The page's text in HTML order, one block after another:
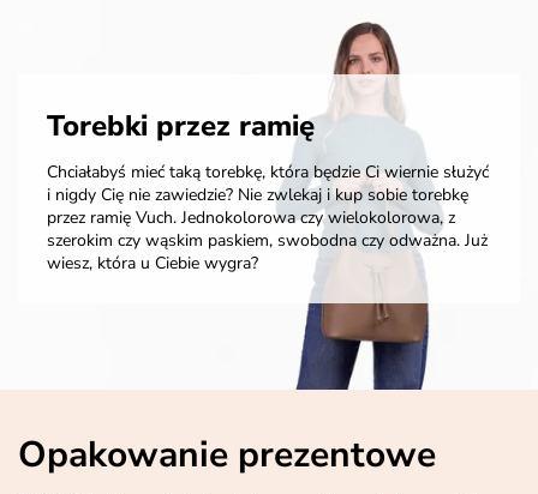
Torebki przez ramię
Chciałabyś mieć taką torebkę, która będzie Ci wiernie służyć
i nigdy Cię nie zawiedzie? Nie zwlekaj i kup sobie torebkę
przez ramię Vuch. Jednokolorowa czy wielokolorowa, z
szerokim czy wąskim paskiem, swobodna czy odważna. Już
wiesz, która u Ciebie wygra?
Opakowanie prezentowe